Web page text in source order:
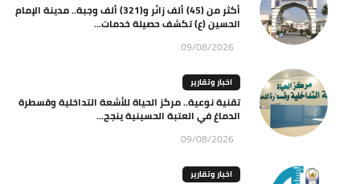
أكثر من (45) ألف زائر و(321) ألف وجبة.. مدينة الإمام
الحسين (ع) تكشف حصيلة خدمات...
09/08/2026
اخبار وتقارير
تقنية نوعية.. مركز الحياة للأشعة التداخلية وقسطرة
الدماغ في العتبة الحسينية ينجح...
09/08/2026
اخبار وتقارير